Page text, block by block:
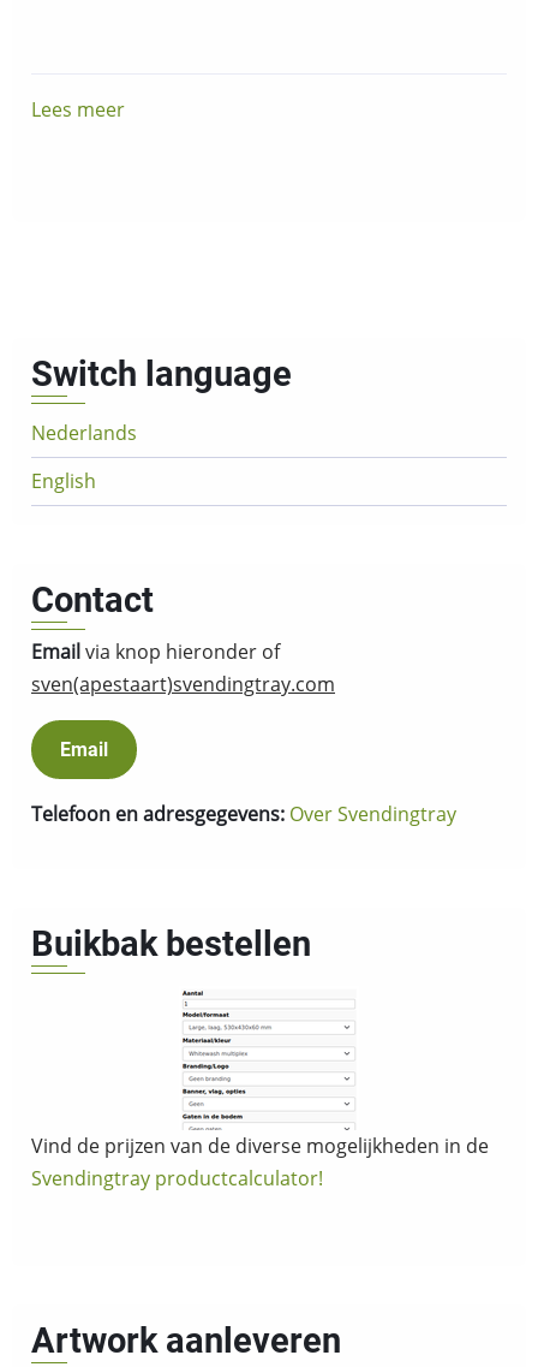
Lees meer
Switch language
Nederlands
English
Contact
Emailvia knop hieronder of
sven(apestaart)svendingtray.com
Email
Telefoon en adresgegevens: Over Svendingtray
Buikbak bestellen
Vind de prijzen van de diverse mogelijkheden in de
Svendingtray productcalculator!
Artwork aanleveren